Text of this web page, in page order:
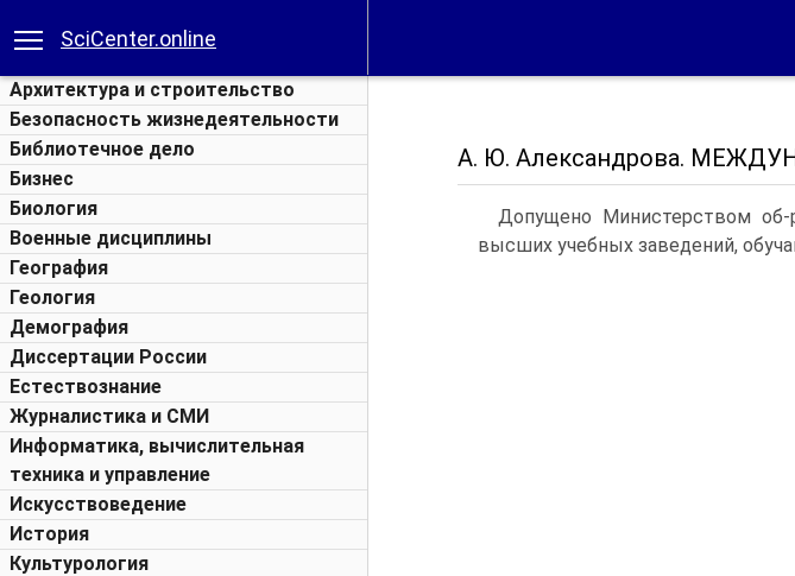
SciCenter.online
Архитектура и строительство
Безопасность жизнедеятельности
Библиотечное дело
Бизнес
Биология
Военные дисциплины
География
Геология
Демография
Диссертации России
Естествознание
Журналистика и СМИ
Информатика, вычислительная
техника и управление
Искусствоведение
История
Культурология
А. Ю. Александрова.
Допущено Министерством об-
высших учебных заведений,